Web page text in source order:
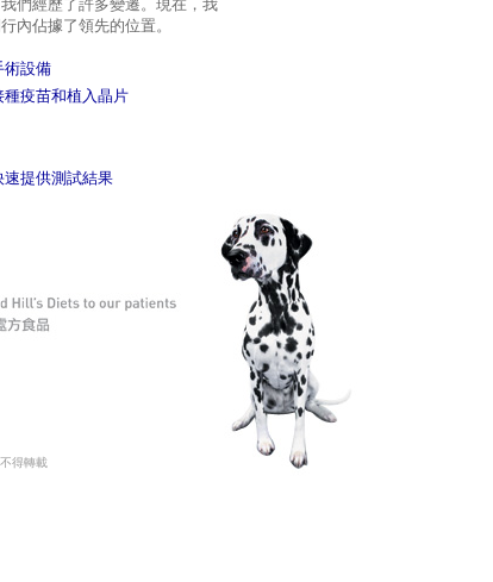
們經歷了許多變遷。現在，我
內佔據了領先的位置。
術設備
疫苗和植入晶片
提供測試結果
得轉載